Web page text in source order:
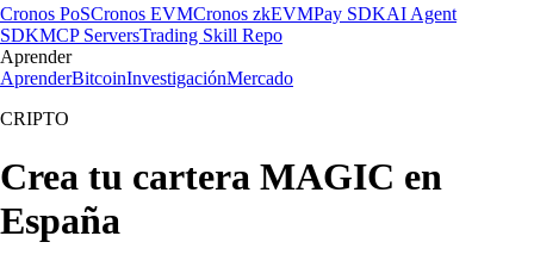
Cronos PoSCronos EVMCronos zkEVMPay SDKAI Agent
SDKMCP ServersTrading Skill Repo
Aprender
AprenderBitcoinInvestigaciónMercado
CRIPTO
Crea tu cartera MAGIC en
España